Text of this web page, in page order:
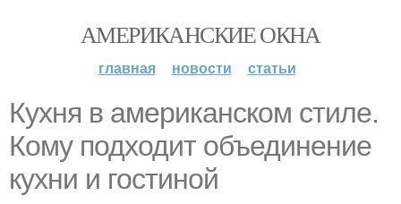
АМЕРИКАНСКИЕ ОКНА
главная новости статьи
Кухня в американском стиле.
Кому подходит объединение
кухни и гостиной